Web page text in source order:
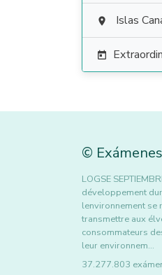
 Islas

©
LOGSE
développement
lenvironnement se
transmettre aux
consommateurs
leur environnem…
37.277.803